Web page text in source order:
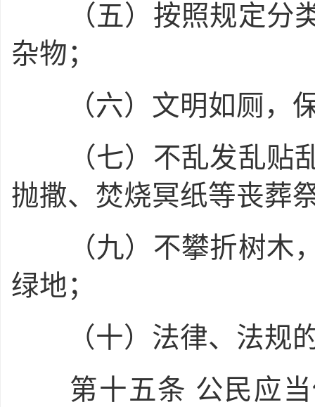
（五）按照规定分类
杂物；
（六）文明如厕，保
（七）不乱发乱贴乱
抛撒、焚烧冥纸等丧葬
（九）不攀折树木，
绿地；
（十）法律、法规
第十五条 公民应